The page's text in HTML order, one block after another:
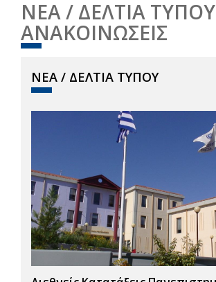
ΝΕΑ / ΔΕΛΤΙΑ
ΑΝΑΚΟΙΝΩΣΕΙΣ
ΝΕΑ / ΔΕΛΤΙΑ ΤΥΠΟΥ